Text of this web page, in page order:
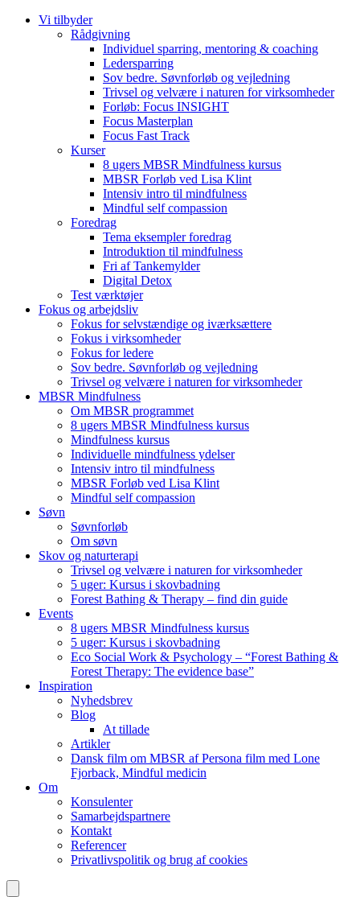
Vi tilbyder
Rådgivning
Individuel sparring, mentoring & coaching
Ledersparring
Sov bedre. Søvnforløb og vejledning
Trivsel og velvære i naturen for virksomheder
Forløb: Focus INSIGHT
Focus Masterplan
Focus Fast Track
Kurser
8 ugers MBSR Mindfulness kursus
MBSR Forløb ved Lisa Klint
Intensiv intro til mindfulness
Mindful self compassion
Foredrag
Tema eksempler foredrag
Introduktion til mindfulness
Fri af Tankemylder
Digital Detox
Test værktøjer
Fokus og arbejdsliv
Fokus for selvstændige og iværksættere
Fokus i virksomheder
Fokus for ledere
Sov bedre. Søvnforløb og vejledning
Trivsel og velvære i naturen for virksomheder
MBSR Mindfulness
Om MBSR programmet
8 ugers MBSR Mindfulness kursus
Mindfulness kursus
Individuelle mindfulness ydelser
Intensiv intro til mindfulness
MBSR Forløb ved Lisa Klint
Mindful self compassion
Søvn
Søvnforløb
Om søvn
Skov og naturterapi
Trivsel og velvære i naturen for virksomheder
5 uger: Kursus i skovbadning
Forest Bathing & Therapy – find din guide
Events
8 ugers MBSR Mindfulness kursus
5 uger: Kursus i skovbadning
Eco Social Work & Psychology – “Forest Bathing &
Forest Therapy: The evidence base”
Inspiration
Nyhedsbrev
Blog
At tillade
Artikler
Dansk film om MBSR af Persona film med Lone
Fjorback, Mindful medicin
Om
Konsulenter
Samarbejdspartnere
Kontakt
Referencer
Privatlivspolitik og brug af cookies